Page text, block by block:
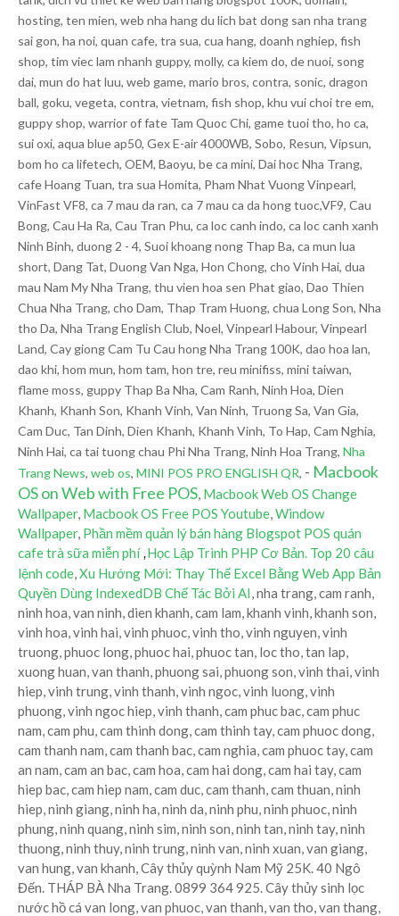
hosting, ten mien, web nha hang du lich bat dong san nha trang
sai gon, ha noi, quan cafe, tra sua, cua hang, doanh nghiep, fish
shop, tim viec lam nhanh guppy, molly, ca kiem do, de nuoi, song
dai, mun do hat luu, web game, mario bros, contra, sonic, dragon
ball, goku, vegeta, contra, vietnam, fish shop, khu vui choi tre em,
guppy shop, warrior of fate Tam Quoc Chi, game tuoi tho, ho ca,
sui oxi, aqua blue ap50, Gex E-air 4000WB, Sobo, Resun, Vipsun,
bom ho ca lifetech, OEM, Baoyu, be ca mini, Dai hoc Nha Trang,
cafe Hoang Tuan, tra sua Homita, Pham Nhat Vuong Vinpearl,
VinFast VF8, ca 7 mau da ran, ca 7 mau ca da hong tuoc,VF9, Cau
Bong, Cau Ha Ra, Cau Tran Phu, ca loc canh indo, ca loc canh xanh
Ninh Binh, duong 2 - 4, Suoi khoang nong Thap Ba, ca mun lua
short, Dang Tat, Duong Van Nga, Hon Chong, cho Vinh Hai, dua
mau Nam My Nha Trang, thu vien hoa sen Phat giao, Dao Thien
Chua Nha Trang, cho Dam, Thap Tram Huong, chua Long Son, Nha
tho Da, Nha Trang English Club, Noel, Vinpearl Habour, Vinpearl
Land, Cay giong Cam Tu Cau hong Nha Trang 100K, dao hoa lan,
dao khi, hom mun, hom tam, hon tre, reu minifiss, mini taiwan,
flame moss, guppy Thap Ba Nha, Cam Ranh, Ninh Hoa, Dien
Khanh, Khanh Son, Khanh Vinh, Van Ninh, Truong Sa, Van Gia,
Cam Duc, Tan Dinh, Dien Khanh, Khanh Vinh, To Hap, Cam Nghia,
Ninh Hai, ca tai tuong chau Phi Nha Trang, Ninh Hoa Trang, Nha
Trang News, web os, MINI POS PRO ENGLISH QR, - Macbook
OS on Web with Free POS, Macbook Web OS Change
Wallpaper, Macbook OS Free POS Youtube,Window
Wallpaper, Phần mềm quản lý bán hàng Blogspot POS quán
cafe trà sữa miễn phí,Học Lập Trình PHP Cơ Bản. Top 20 câu
lệnh code,Xu Hướng Mới: Thay Thế Excel Bằng Web App Bản
Quyền Dùng IndexedDB Chế Tác Bởi AI, nha trang, cam ranh,
ninh hoa, van ninh, dien khanh, cam lam, khanh vinh, khanh son,
vinh hoa, vinh hai, vinh phuoc, vinh tho, vinh nguyen, vinh
truong, phuoc long, phuoc hai, phuoc tan, loc tho, tan lap,
xuong huan, van thanh, phuong sai, phuong son, vinh thai, vinh
hiep, vinh trung, vinh thanh, vinh ngoc, vinh luong, vinh
phuong, vinh ngoc hiep, vinh thanh, cam phuc bac, cam phuc
nam, cam phu, cam thinh dong, cam thinh tay, cam phuoc dong,
cam thanh nam, cam thanh bac, cam nghia, cam phuoc tay, cam
an nam, cam an bac, cam hoa, cam hai dong, cam hai tay, cam
hiep bac, cam hiep nam, cam duc, cam thanh, cam thuan, ninh
hiep, ninh giang, ninh ha, ninh da, ninh phu, ninh phuoc, ninh
phung, ninh quang, ninh sim, ninh son, ninh tan, ninh tay, ninh
thuong, ninh thuy, ninh trung, ninh van, ninh xuan, van giang,
van hung, van khanh, Cây thủy quỳnh Nam Mỹ 25K. 40 Ngô
Đến. THÁP BÀ Nha Trang. 0899 364 925. Cây thủy sinh lọc
nước hồ cá van long, van phuoc, van thanh, van tho, van thang,